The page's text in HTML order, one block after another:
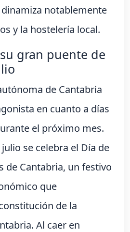
notablemente
y la hostelería local.
gran puente de
de Cantabria
en cuanto a días
el próximo mes.
se celebra el Día de
de Cantabria, un festivo
que
de la
Al caer en